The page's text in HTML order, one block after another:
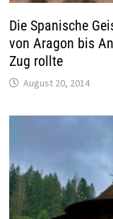
Die Spanische
von Aragon bis
Zug rollte
August 20, 2014